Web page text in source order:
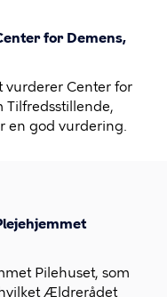
for Demens,
vurderer Center for
Tilfredsstillende,
en god vurdering.
Pilehuset, som
Ældrerådet